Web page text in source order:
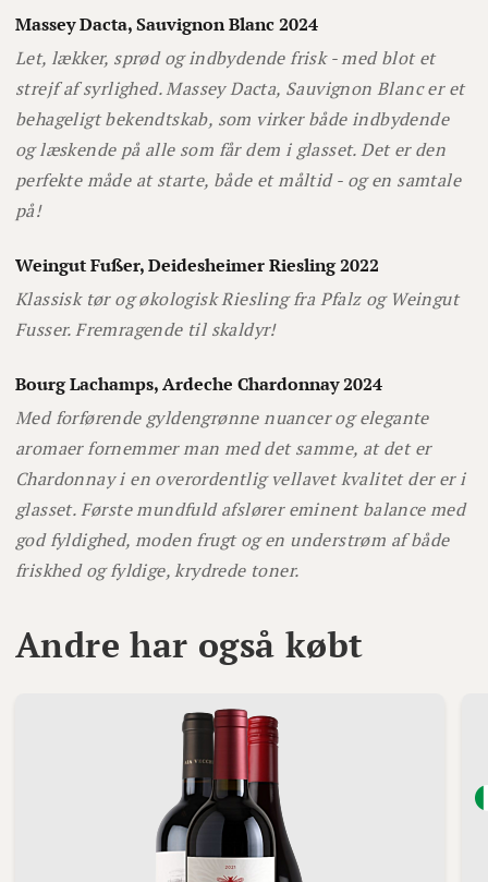
Massey Dacta, Sauvignon Blanc 2024
Let, lækker, sprød og indbydende frisk - med blot et
strejf af syrlighed. Massey Dacta, Sauvignon Blanc er et
behageligt bekendtskab, som virker både indbydende
og læskende på alle som får dem i glasset. Det er den
perfekte måde at starte, både et måltid - og en samtale
på!
Weingut Fußer, Deidesheimer Riesling 2022
Klassisk tør og økologisk Riesling fra Pfalz og Weingut
Fusser. Fremragende til skaldyr!
Bourg Lachamps, Ardeche Chardonnay 2024
Med forførende gyldengrønne nuancer og elegante
aromaer fornemmer man med det samme, at det er
Chardonnay i en overordentlig vellavet kvalitet der er i
glasset. Første mundfuld afslører eminent balance med
god fyldighed, moden frugt og en understrøm af både
friskhed og fyldige, krydrede toner.
Andre har også købt